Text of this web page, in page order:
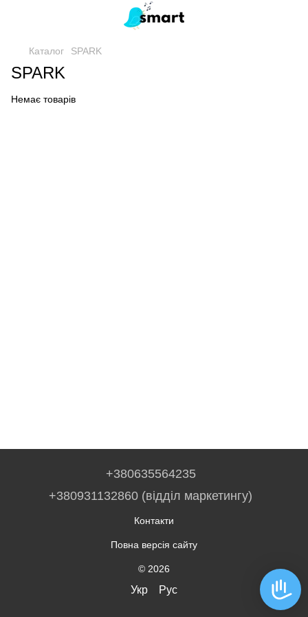
Каталог SPARK
SPARK
Немає товарів
+380635564235
+380931132860 (відділ маркетингу)
Контакти
Повна версія сайту
© 2026
Укр Рус